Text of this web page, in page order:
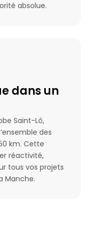
absolue.
dans un
Saint-Lô,
des
km. Cette
réactivité,
tous vos projets
Manche.